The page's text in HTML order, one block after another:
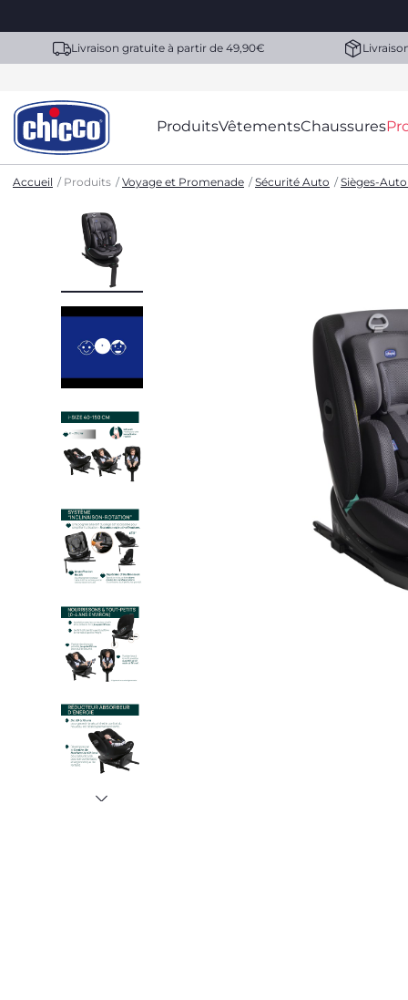
Livraison gratuite à partir de 49,90€
ProduitsVêtementsChaussures
Accueil Produits Voyage et Promenade Sécurité Auto Sièges-